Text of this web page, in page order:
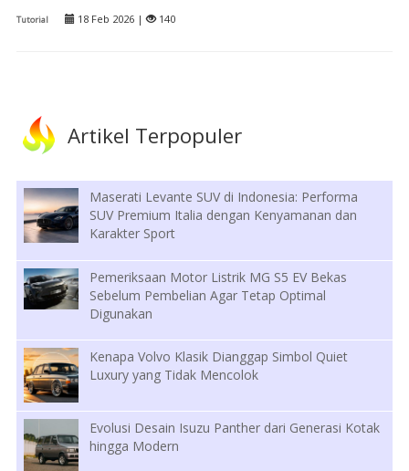
Tutorial 18 Feb 2026 | 140
Artikel Terpopuler
Maserati Levante SUV di Indonesia: Performa
SUV Premium Italia dengan Kenyamanan dan
Karakter Sport
Pemeriksaan Motor Listrik MG S5 EV Bekas
Sebelum Pembelian Agar Tetap Optimal
Digunakan
Kenapa Volvo Klasik Dianggap Simbol Quiet
Luxury yang Tidak Mencolok
Evolusi Desain Isuzu Panther dari Generasi Kotak
hingga Modern